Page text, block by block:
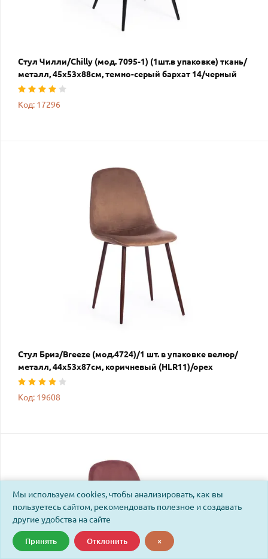
Стул Чилли/Chilly (мод. 7095-1) (1шт.в упаковке) ткань/
металл, 45х53х88см, темно-серый бархат 14/черный
Код: 17296
Стул Бриз/Breeze (мод.4724)/1 шт. в упаковке велюр/
металл, 44х53х87см, коричневый (HLR11)/орех
Код: 19608
Мы используем cookies, чтобы анализировать, как вы
пользуетесь сайтом, рекомендовать полезное и создавать
другие удобства на сайте
Принять Отклонить ×